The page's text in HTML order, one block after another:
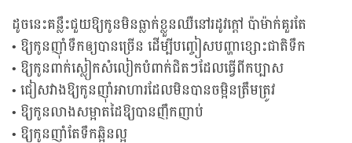
ដូចនេះគន្លឹះជួយឱ្យកូនមិនធ្លាក់ខ្លួនឈឺនៅរដូវក្តៅ ប៉ាម៉ាក់គួរតែ
• ឱ្យកូនញ៉ាំទឹកឲ្យបានច្រើន ដើម្បីបញ្ចៀសបញ្ហាខ្សោះជាតិទឹក
• ឱ្យកូនពាក់ស្លៀកសំលៀកបំពាក់ជិតៗដែលធ្វើពីកប្បាស
• ជៀសវាងឱ្យកូនញ៉ាំអាហារដែលមិនបានចម្អិនត្រឹមត្រូវ
• ឱ្យកូនលាងសម្អាតដៃឱ្យបានញឹកញាប់
• ឱ្យកូនញ៉ាំតែទឹកឆ្អិនល្អ